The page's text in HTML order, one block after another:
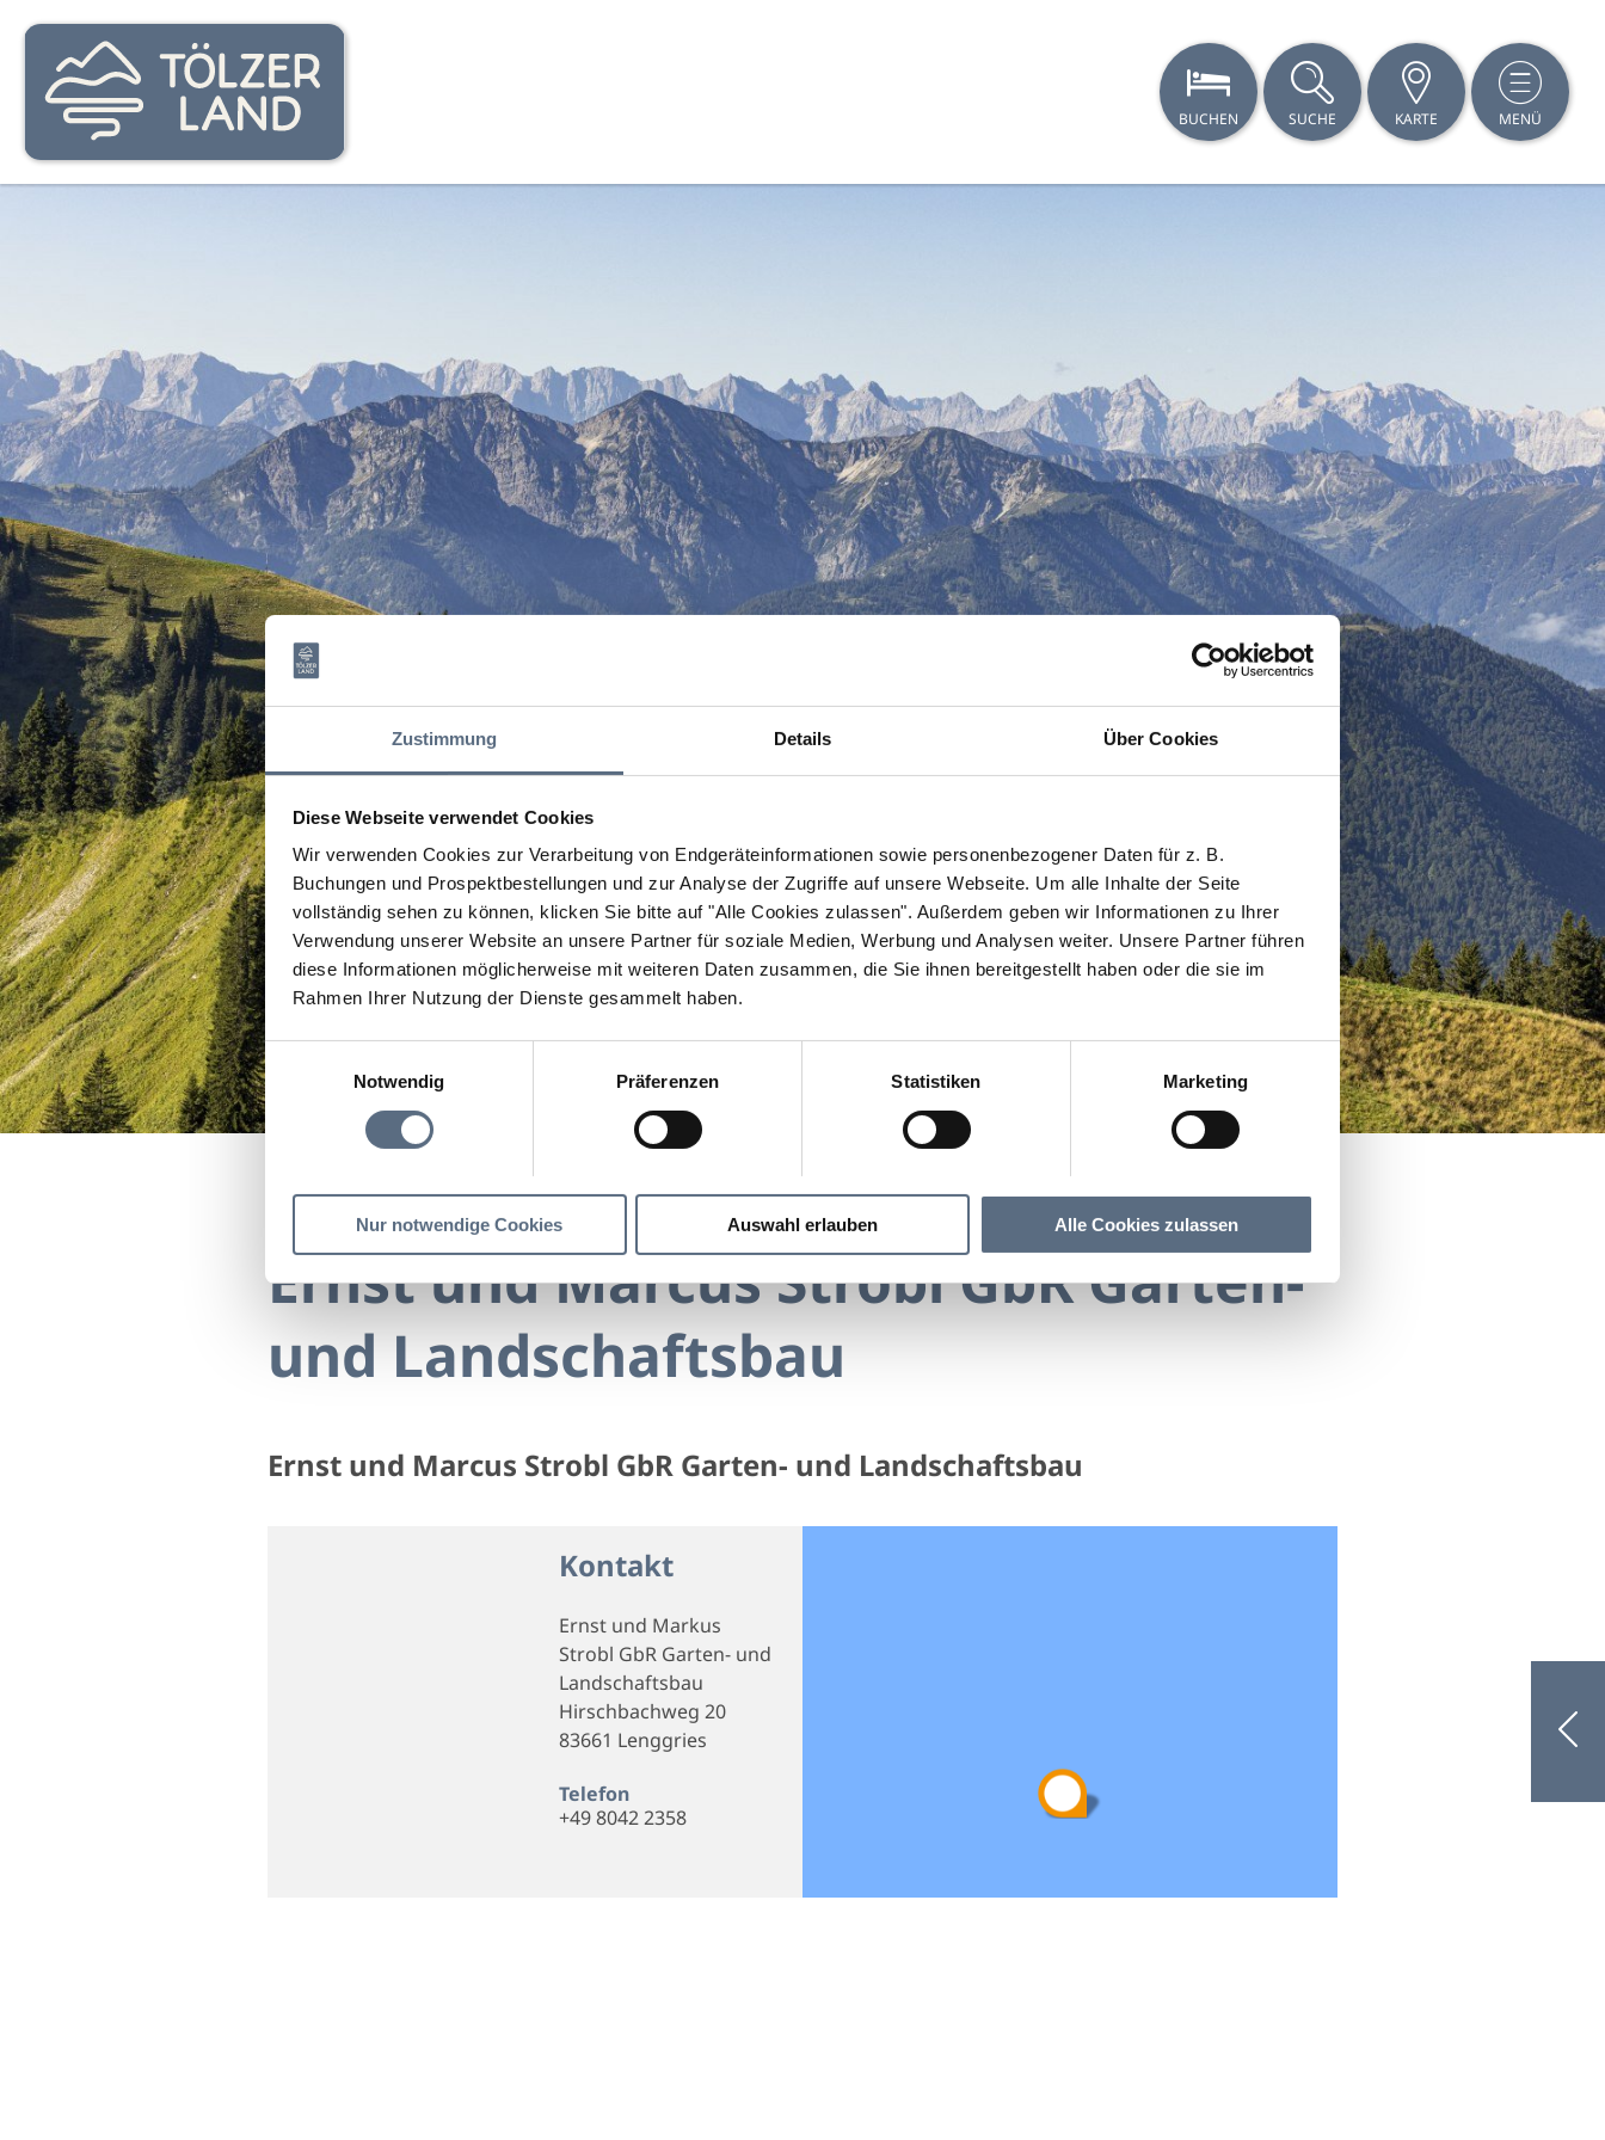
Zustimmung Details Über Cookies
Diese Webseite verwendet Cookies
Wir verwenden Cookies zur Verarbeitung von Endgeräteinformationen sowie personenbezogener Daten für z. B.
Buchungen und Prospektbestellungen und zur Analyse der Zugriffe auf unsere Webseite. Um alle Inhalte der Seite
vollständig sehen zu können, klicken Sie bitte auf "Alle Cookies zulassen". Außerdem geben wir Informationen zu Ihrer
Verwendung unserer Website an unsere Partner für soziale Medien, Werbung und Analysen weiter. Unsere Partner führen
diese Informationen möglicherweise mit weiteren Daten zusammen, die Sie ihnen bereitgestellt haben oder die sie im
Rahmen Ihrer Nutzung der Dienste gesammelt haben.
Einwilligungsauswahl
Notwendig
Präferenzen Statistiken Marketing
Nur notwendige Cookies Auswahl erlauben Alle Cookies zulassen
BUCHEN SUCHE KARTE MENÜ
Ernst und Marcus Strobl GbR Garten- und Landschaftsbau
Ernst und Marcus Strobl GbR Garten-
und Landschaftsbau
Ernst und Marcus Strobl GbR Garten- und Landschaftsbau
Kontakt
Ernst und Markus
Strobl GbR Garten- und
Landschaftsbau
Hirschbachweg 20
83661 Lenggries
Telefon
+49 8042 2358